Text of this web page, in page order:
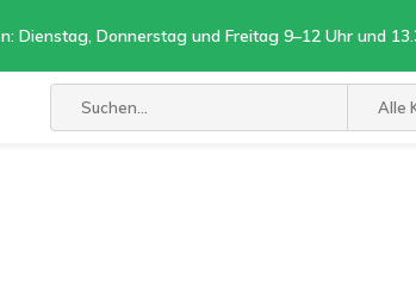
Alle
Dienstag, Donnerstag und Freitag 9–12 Uhr und